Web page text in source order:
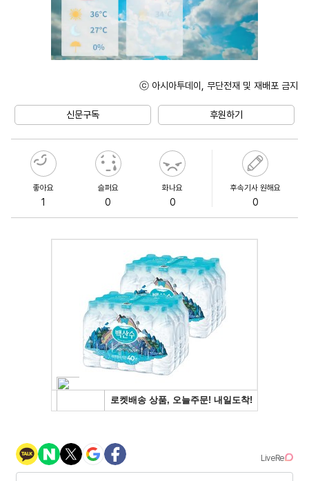
ⓒ 아시아투데이, 무단전재 및 재배포 금지
신문구독 후원하기
좋아요
1
슬퍼요
0
화나요
0
후속기사 원해요
0